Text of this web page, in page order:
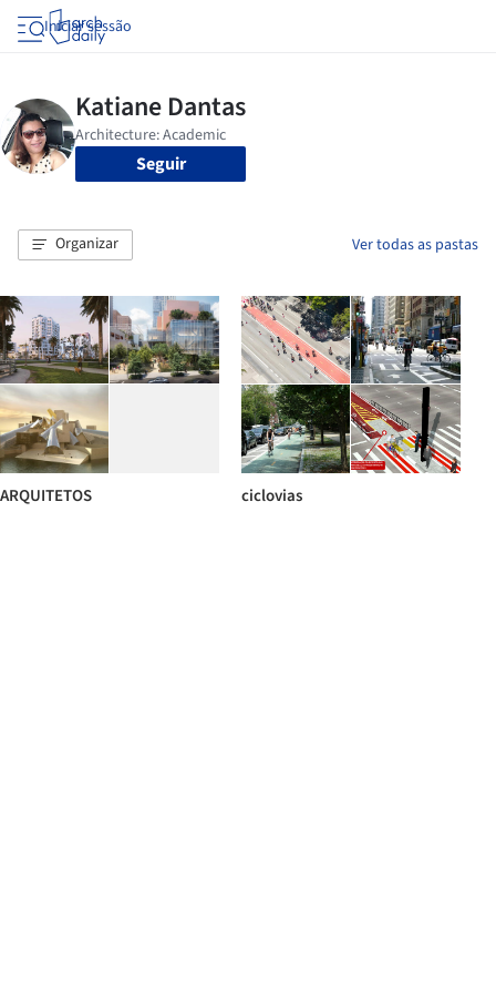
Iniciar sessão
Seguir
Organizar Ver todas as pastas
ARQUITETOS ciclovias